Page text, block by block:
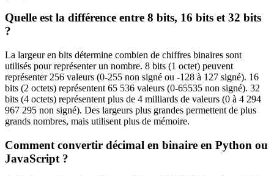
Quelle est la différence entre 8 bits, 16 bits et 32 bits
?
La largeur en bits détermine combien de chiffres binaires sont
utilisés pour représenter un nombre. 8 bits (1 octet) peuvent
représenter 256 valeurs (0-255 non signé ou -128 à 127 signé). 16
bits (2 octets) représentent 65 536 valeurs (0-65535 non signé). 32
bits (4 octets) représentent plus de 4 milliards de valeurs (0 à 4 294
967 295 non signé). Des largeurs plus grandes permettent de plus
grands nombres, mais utilisent plus de mémoire.
Comment convertir décimal en binaire en Python ou
JavaScript ?